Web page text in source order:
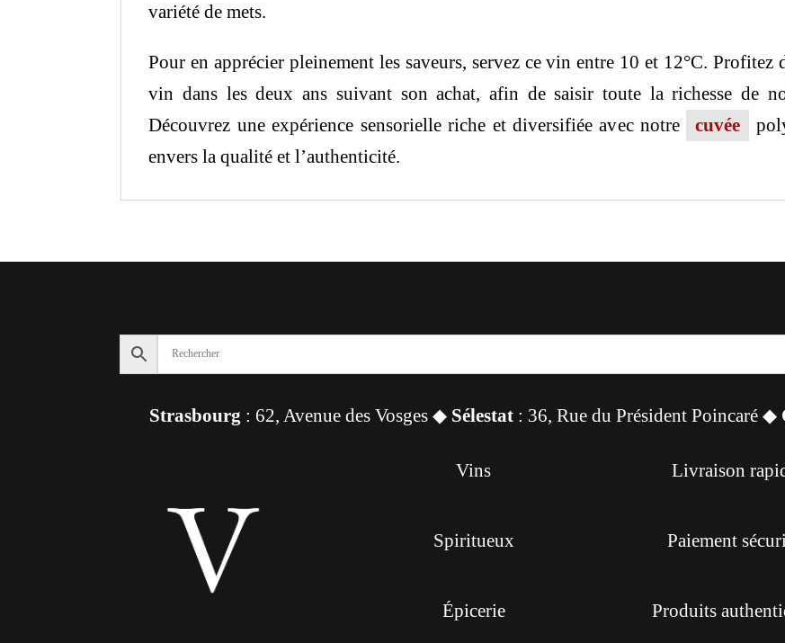
variété de mets.
Pour en apprécier pleinement les saveurs, servez ce vin entre 10 et 12°C.
vin dans les deux ans suivant son achat, afin de saisir toute la richesse de
Découvrez une expérience sensorielle riche et diversifiée avec notre
cuvée
envers la qualité et l’authenticité.
Strasbourg : 62, Avenue des Vosges ◆ Sélestat : 36, Rue du Président Poincaré ◆
Vins
Spiritueux
Épicerie
Livraison
Paiement
Produits